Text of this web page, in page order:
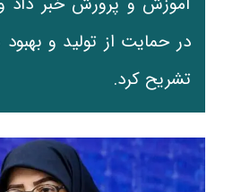
در حمایت از تولید و
تشریح کرد.